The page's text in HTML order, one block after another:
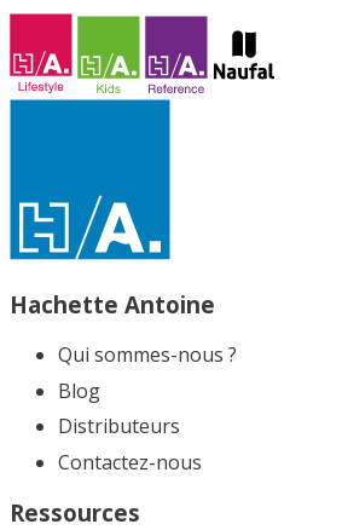
Hachette Antoine
Qui sommes-nous ?
Blog
Distributeurs
Contactez-nous
Ressources